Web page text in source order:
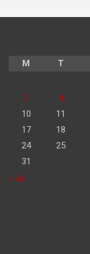
M T
3
4
10
11
17
18
24
25
31
« Jul